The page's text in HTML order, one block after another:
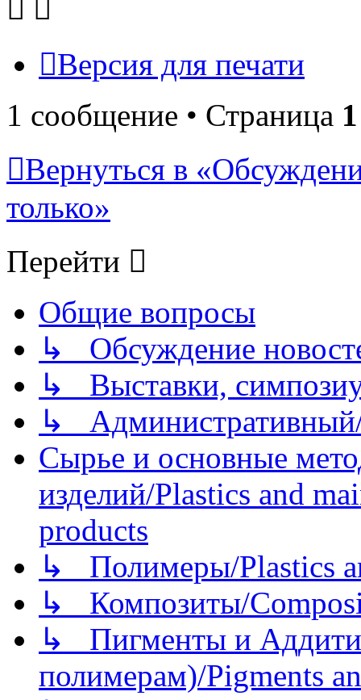
Версия для печати
1 сообщение • Страница 1
Вернуться в
только»
Перейти
Общие вопросы
↳ Обсуждение
↳ Выставки,
↳
Сырье и основные
изделий/Plastics and
products
↳ Полимеры/Plastics
↳ Композиты/
↳ Пигменты и
полимерам)/Pigments